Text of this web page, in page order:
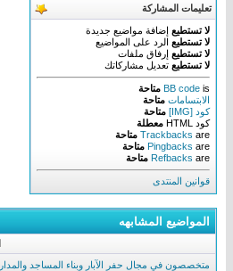
تعليمات المشاركة
لا تستطيع إضافة مواضيع جديدة
لا تستطيع الرد على المواضيع
لا تستطيع إرفاق ملفات
لا تستطيع تعديل مشاركاتك
BB code is
متاحة
الابتسامات متاحة
كود [IMG]
متاحة
كود HTML
معطلة
Trackbacks are
متاحة
Pingbacks are
متاحة
Refbacks are متاحة
قوانين المنتدى
المواضيع المشابهه
متخصصون في مجال حفر الآبار وبناء المساجد